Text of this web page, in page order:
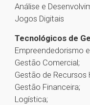
Análise e
Jogos Digitais
Tecnológicos de
Empreendedorismo
Gestão Comercial;
Gestão de Recursos
Gestão Financeira;
Logística;